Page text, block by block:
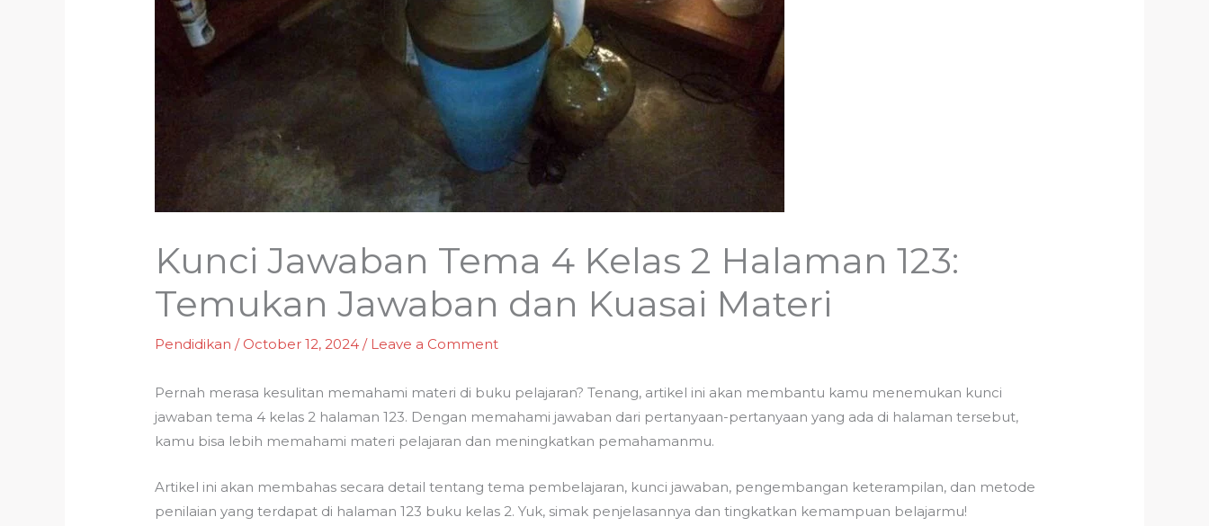
Kunci Jawaban Tema 4 Kelas 2 Halaman 123:
Temukan Jawaban dan Kuasai Materi
Pendidikan / October 12, 2024/ Leave a Comment
Pernah merasa kesulitan memahami materi di buku pelajaran? Tenang, artikel ini akan membantu kamu menemukan kunci
jawaban tema 4 kelas 2 halaman 123. Dengan memahami jawaban dari pertanyaan-pertanyaan yang ada di halaman tersebut,
kamu bisa lebih memahami materi pelajaran dan meningkatkan pemahamanmu.
Artikel ini akan membahas secara detail tentang tema pembelajaran, kunci jawaban, pengembangan keterampilan, dan metode
penilaian yang terdapat di halaman 123 buku kelas 2. Yuk, simak penjelasannya dan tingkatkan kemampuan belajarmu!